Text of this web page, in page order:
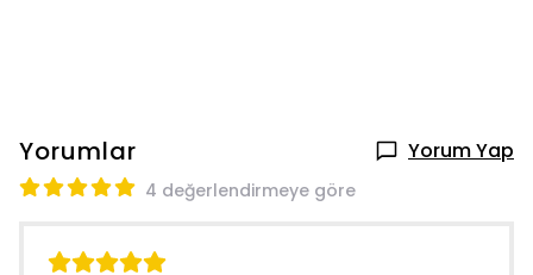
Yorumlar Yorum Yap
4 değerlendirmeye göre